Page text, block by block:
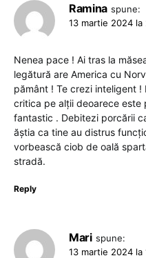
Ramina spune:
13 martie 2024 la
Nenea pace ! Ai tras la
legătură are America cu
pământ ! Te crezi inteligent !
critica pe alții deoarece este
fantastic . Debitezi porcării
ăștia ca tine au distrus
vorbească ciob de oală
stradă.
Reply
Mari spune:
13 martie 2024 la